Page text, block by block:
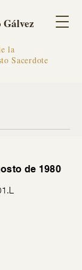
la
Sacerdote
de 1980
.L